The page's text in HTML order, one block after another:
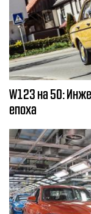
W123 на 50:
епоха